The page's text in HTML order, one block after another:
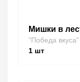
Мишки в
"Победа вкуса"
1 шт